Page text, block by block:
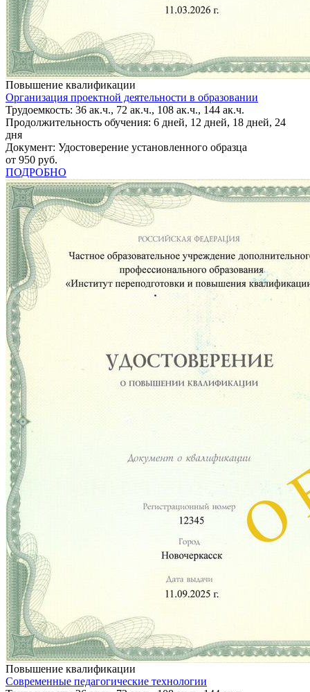
Повышение квалификации
Организация проектной деятельности в образовании
Трудоемкость: 36 ак.ч., 72 ак.ч., 108 ак.ч., 144 ак.ч.
Продолжительность обучения: 6 дней, 12 дней, 18 дней, 24
дня
Документ: Удостоверение установленного образца
от 950 руб.
ПОДРОБНО
Повышение квалификации
Современные педагогические технологии